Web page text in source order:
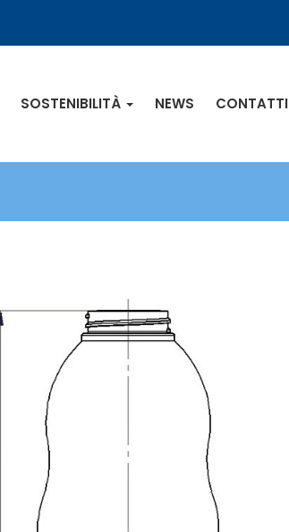
SOSTENIBILITÀ NEWS CONTATTI